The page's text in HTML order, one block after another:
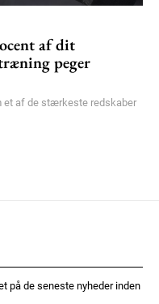
af dit
peger
et af de stærkeste redskaber
på de seneste nyheder inden